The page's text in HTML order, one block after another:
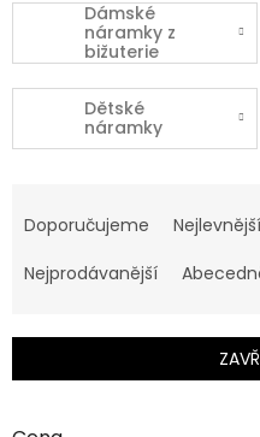
Dámské
náramky z
bižuterie
Dětské
náramky
a
e
í
r
Doporučujeme Nejlevnější
Nejprodávanější